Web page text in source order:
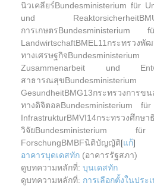
นิวเคลียร์Bundesministerium für
und
การเกษตร
LandwirtschaftBMEL11กระทรวง
ทางเศรษฐกิจ
Zusammenarbeit und
สาธารณสุข
GesundheitBMG13กระทรวงการข
ทางดิจิตอลBundesministerium
InfrastrukturBMVI14กระทรวงศึกษา
วิจัย
ForschungBMBFนิติบัญญัติ[แก้]
อาคารบุดเดสทัก (อาคารรัฐสภา)
ดูบทความหลักที่: บุนเดสทัก
ดูบทความหลักที่: การเลือกตั้งในประ